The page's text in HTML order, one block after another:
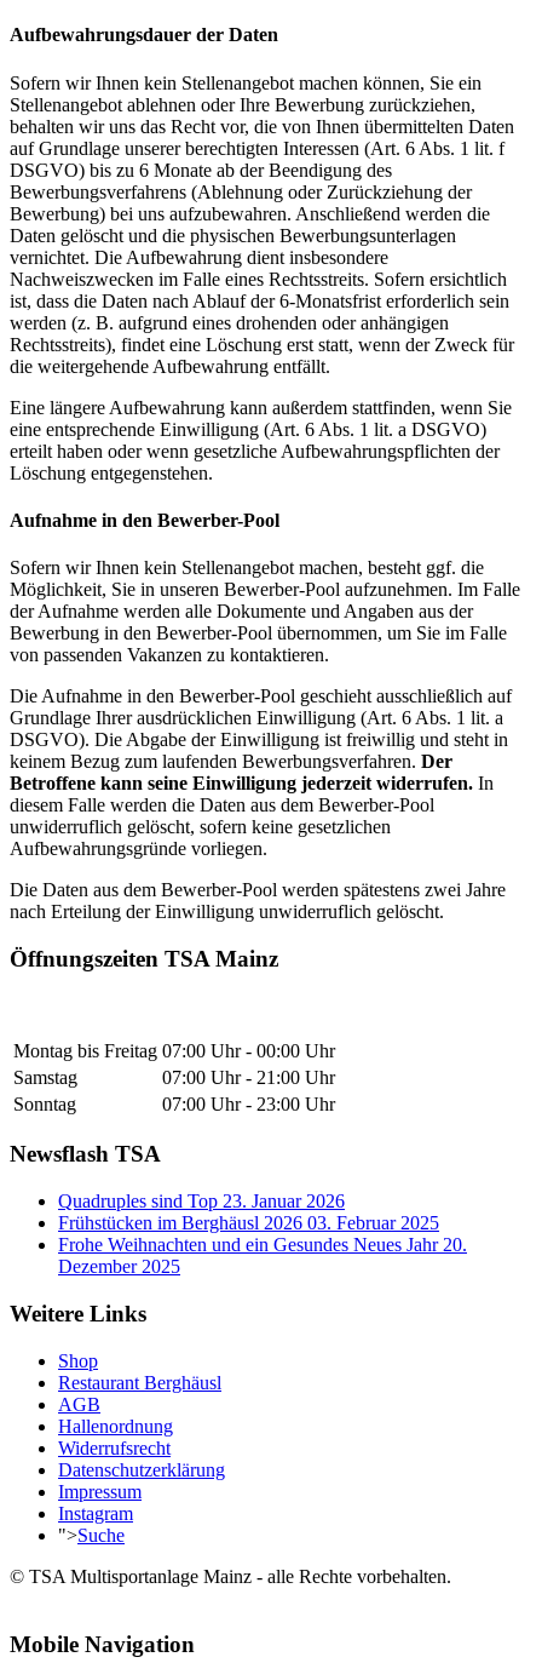
Aufbewahrungsdauer der Daten
Sofern wir Ihnen kein Stellenangebot machen können, Sie ein
Stellenangebot ablehnen oder Ihre Bewerbung zurückziehen,
behalten wir uns das Recht vor, die von Ihnen übermittelten Daten
auf Grundlage unserer berechtigten Interessen (Art. 6 Abs. 1 lit. f
DSGVO) bis zu 6 Monate ab der Beendigung des
Bewerbungsverfahrens (Ablehnung oder Zurückziehung der
Bewerbung) bei uns aufzubewahren. Anschließend werden die
Daten gelöscht und die physischen Bewerbungsunterlagen
vernichtet. Die Aufbewahrung dient insbesondere
Nachweiszwecken im Falle eines Rechtsstreits. Sofern ersichtlich
ist, dass die Daten nach Ablauf der 6-Monatsfrist erforderlich sein
werden (z. B. aufgrund eines drohenden oder anhängigen
Rechtsstreits), findet eine Löschung erst statt, wenn der Zweck für
die weitergehende Aufbewahrung entfällt.
Eine längere Aufbewahrung kann außerdem stattfinden, wenn Sie
eine entsprechende Einwilligung (Art. 6 Abs. 1 lit. a DSGVO)
erteilt haben oder wenn gesetzliche Aufbewahrungspflichten der
Löschung entgegenstehen.
Aufnahme in den Bewerber-Pool
Sofern wir Ihnen kein Stellenangebot machen, besteht ggf. die
Möglichkeit, Sie in unseren Bewerber-Pool aufzunehmen. Im Falle
der Aufnahme werden alle Dokumente und Angaben aus der
Bewerbung in den Bewerber-Pool übernommen, um Sie im Falle
von passenden Vakanzen zu kontaktieren.
Die Aufnahme in den Bewerber-Pool geschieht ausschließlich auf
Grundlage Ihrer ausdrücklichen Einwilligung (Art. 6 Abs. 1 lit. a
DSGVO). Die Abgabe der Einwilligung ist freiwillig und steht in
keinem Bezug zum laufenden Bewerbungsverfahren. Der
Betroffene kann seine Einwilligung jederzeit widerrufen. In
diesem Falle werden die Daten aus dem Bewerber-Pool
unwiderruflich gelöscht, sofern keine gesetzlichen
Aufbewahrungsgründe vorliegen.
Die Daten aus dem Bewerber-Pool werden spätestens zwei Jahre
nach Erteilung der Einwilligung unwiderruflich gelöscht.
Öffnungszeiten TSA Mainz
Montag bis Freitag 07:00 Uhr - 00:00 Uhr
Samstag
07:00 Uhr - 21:00 Uhr
Sonntag
07:00 Uhr - 23:00 Uhr
Newsflash TSA
Quadruples sind Top 23. Januar 2026
Frühstücken im Berghäusl 2026 03. Februar 2025
Frohe Weihnachten und ein Gesundes Neues Jahr 20.
Dezember 2025
Weitere Links
Shop
Restaurant Berghäusl
AGB
Hallenordnung
Widerrufsrecht
Datenschutzerklärung
Impressum
Instagram
">Suche
© TSA Multisportanlage Mainz - alle Rechte vorbehalten.
Mobile Navigation